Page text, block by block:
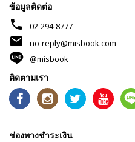
ข้อมูลติดต่อ
phone 02-294-8777
mail
no-reply@misbook.com
@misbook
ติดตามเรา
ช่องทางชำระเงิน